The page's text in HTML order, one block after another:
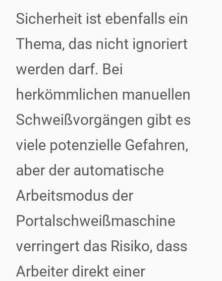
Sicherheit ist ebenfalls ein
Thema, das nicht ignoriert
werden darf. Bei
herkömmlichen manuellen
Schweißvorgängen gibt es
viele potenzielle Gefahren,
aber der automatische
Arbeitsmodus der
Portalschweißmaschine
verringert das Risiko, dass
Arbeiter direkt einer